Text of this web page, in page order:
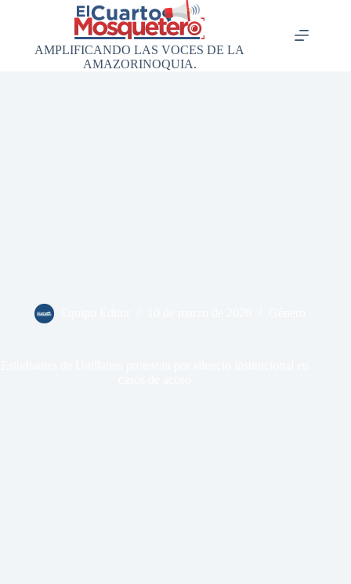
AMPLIFICANDO LAS VOCES DE LA
AMAZORINOQUIA.